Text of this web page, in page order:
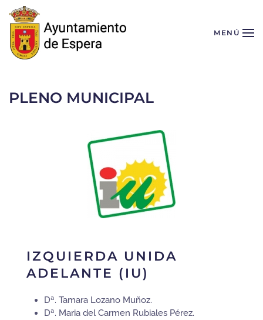
Skip to main content MENÚ
PLENO MUNICIPAL
IZQUIERDA UNIDA
ADELANTE (IU)
Dª. Tamara Lozano Muñoz.
Dª. Maria del Carmen Rubiales Pérez.